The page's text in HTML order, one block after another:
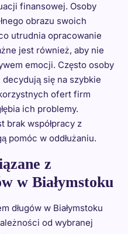
finansowej. Osoby
obrazu swoich
utrudnia opracowanie
jest również, aby nie
emocji. Często osoby
się na szybkie
ofert firm
ich problemy.
brak współpracy z
pomóc w oddłużaniu.
z
w Białymstoku
długów w Białymstoku
od wybranej